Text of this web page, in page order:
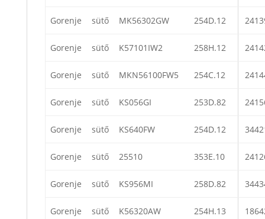
Gorenje sütő MK56302GW 254D.12
Gorenje sütő K57101IW2 258H.12
Gorenje sütő MKN56100FW5 254C.12
Gorenje sütő KS056GI 253D.82
Gorenje sütő KS640FW 254D.12
Gorenje sütő 25510 353E.10
Gorenje sütő KS956MI 258D.82
Gorenje sütő K56320AW 254H.13